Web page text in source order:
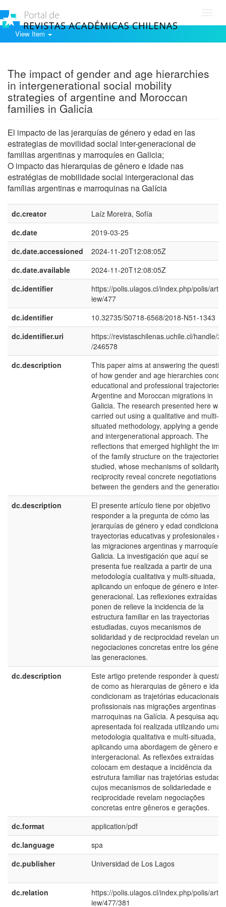
View Item
The impact of gender and age hierarchies
in intergenerational social mobility
strategies of argentine and Moroccan
families in Galicia
El impacto de las jerarquías de género y edad en las
estrategias de movilidad social inter-generacional de
familias argentinas y marroquíes en Galicia;
O impacto das hierarquias de gênero e idade nas
estratégias de mobilidade social intergeracional das
famílias argentinas e marroquinas na Galícia
dc.creator
Laíz Moreira, Sofía
dc.date
2019-03-25
dc.date.accessioned
2024-11-20T12:08:05Z
dc.date.available
2024-11-20T12:08:05Z
dc.identifier
https://polis.ulagos.cl/index.php/polis/
iew/477
dc.identifier
10.32735/S0718-6568/2018-N51-1343
dc.identifier.uri
https://revistaschilenas.uchile.cl/handle/
/246578
dc.description
This paper aims at answering the
of how gender and age hierarchies
educational and professional trajectories
Argentine and Moroccan migrations in
Galicia. The research presented here was
carried out using a qualitative and multi-
situated methodology, applying a gender
and intergenerational approach. The
reflections that emerged highlight the
of the family structure on the trajectories
studied, whose mechanisms of solidarity
reciprocity reveal concrete negotiations
between the genders and the
dc.description
El presente artículo tiene por objetivo
responder a la pregunta de cómo las
jerarquías de género y edad condicionan
trayectorias educativas y profesionales en
las migraciones argentinas y marroquíes
Galicia. La investigación que aquí se
presenta fue realizada a partir de una
metodología cualitativa y multi-situada,
aplicando un enfoque de género e inter-
generacional. Las reflexiones extraídas
ponen de relieve la incidencia de la
estructura familiar en las trayectorias
estudiadas, cuyos mecanismos de
solidaridad y de reciprocidad revelan unas
negociaciones concretas entre los
las generaciones.
dc.description
Este artigo pretende responder à questão
de como as hierarquias de gênero e
condicionam as trajetórias educacionais e
profissionais nas migrações argentinas e
marroquinas na Galícia. A pesquisa aqui
apresentada foi realizada utilizando uma
metodologia qualitativa e multi-situada,
aplicando uma abordagem de gênero e
intergeracional. As reflexões extraídas
colocam em destaque a incidência da
estrutura familiar nas trajetórias
cujos mecanismos de solidariedade e
reciprocidade revelam negociações
concretas entre gêneros e gerações.
dc.format
application/pdf
dc.language
spa
dc.publisher
Universidad de Los Lagos
dc.relation
https://polis.ulagos.cl/index.php/polis/
iew/477/381